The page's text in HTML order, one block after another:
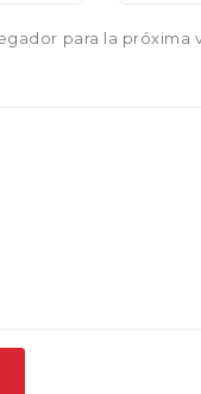
para la próxima